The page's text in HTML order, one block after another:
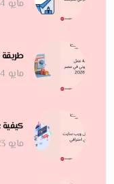
مايو 24, 2026
طريقة
مايو 24, 2026
مايو 23, 2026